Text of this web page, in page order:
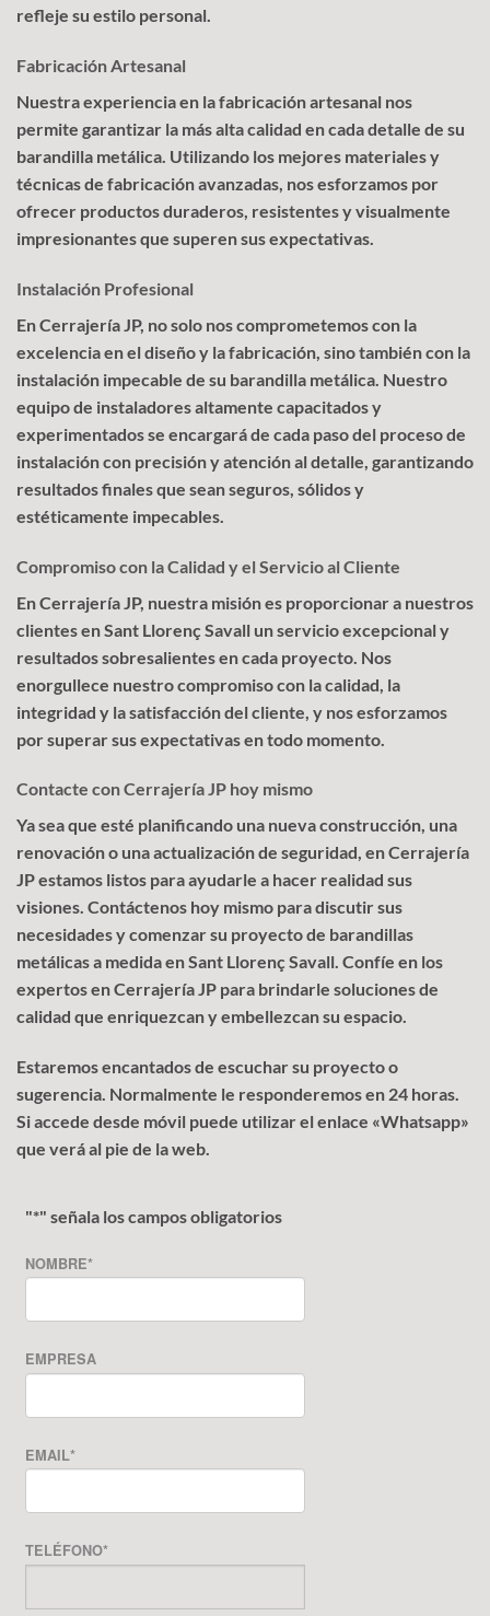
refleje su estilo personal.
Fabricación Artesanal
Nuestra experiencia en la fabricación artesanal nos
permite garantizar la más alta calidad en cada detalle de su
barandilla metálica. Utilizando los mejores materiales y
técnicas de fabricación avanzadas, nos esforzamos por
ofrecer productos duraderos, resistentes y visualmente
impresionantes que superen sus expectativas.
Instalación Profesional
En Cerrajería JP, no solo nos comprometemos con la
excelencia en el diseño y la fabricación, sino también con la
instalación impecable de su barandilla metálica. Nuestro
equipo de instaladores altamente capacitados y
experimentados se encargará de cada paso del proceso de
instalación con precisión y atención al detalle, garantizando
resultados finales que sean seguros, sólidos y
estéticamente impecables.
Compromiso con la Calidad y el Servicio al Cliente
En Cerrajería JP, nuestra misión es proporcionar a nuestros
clientes en Sant Llorenç Savall un servicio excepcional y
resultados sobresalientes en cada proyecto. Nos
enorgullece nuestro compromiso con la calidad, la
integridad y la satisfacción del cliente, y nos esforzamos
por superar sus expectativas en todo momento.
Contacte con Cerrajería JP hoy mismo
Ya sea que esté planificando una nueva construcción, una
renovación o una actualización de seguridad, en Cerrajería
JP estamos listos para ayudarle a hacer realidad sus
visiones. Contáctenos hoy mismo para discutir sus
necesidades y comenzar su proyecto de barandillas
metálicas a medida en Sant Llorenç Savall. Confíe en los
expertos en Cerrajería JP para brindarle soluciones de
calidad que enriquezcan y embellezcan su espacio.
Estaremos encantados de escuchar su proyecto o
sugerencia. Normalmente le responderemos en 24 horas.
Si accede desde móvil puede utilizar el enlace «Whatsapp»
que verá al pie de la web.
"*" señala los campos obligatorios
NOMBRE*
EMPRESA
EMAIL*
TELÉFONO*